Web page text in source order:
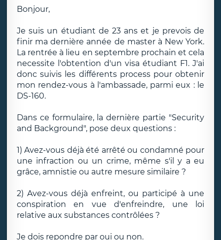
Bonjour,
Je suis un étudiant de 23 ans et je prevois de
finir ma dernière année de master à New York.
La rentrée à lieu en septembre prochain et cela
necessite l'obtention d'un visa étudiant F1. J'ai
donc suivis les différents process pour obtenir
mon rendez-vous à l'ambassade, parmi eux : le
DS-160.
Dans ce formulaire, la dernière partie "Security
and Background", pose deux questions :
1) Avez-vous déjà été arrêté ou condamné pour
une infraction ou un crime, même s'il y a eu
grâce, amnistie ou autre mesure similaire ?
2) Avez-vous déjà enfreint, ou participé à une
conspiration en vue d'enfreindre, une loi
relative aux substances contrôlées ?
Je dois repondre par oui ou non.